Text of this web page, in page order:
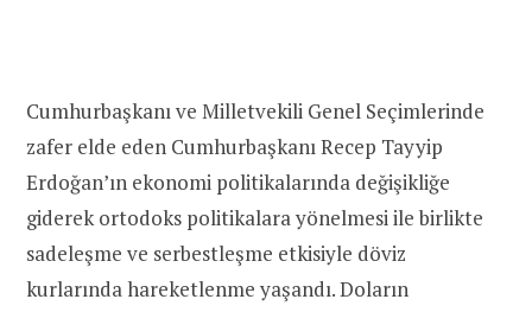
Cumhurbaşkanı ve Milletvekili Genel Seçimlerinde
zafer elde eden Cumhurbaşkanı Recep Tayyip
Erdoğan’ın ekonomi politikalarında değişikliğe
giderek ortodoks politikalara yönelmesi ile birlikte
sadeleşme ve serbestleşme etkisiyle döviz
kurlarında hareketlenme yaşandı. Doların